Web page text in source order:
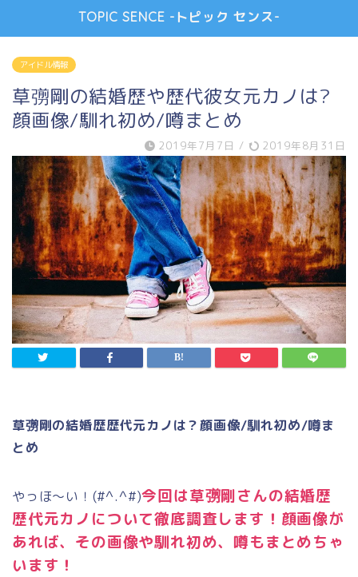
TOPIC SENCE -トピック センス-
アイドル情報
草彅剛の結婚歴や歴代彼女元カノは?
顔画像/馴れ初め/噂まとめ
2019年7月7日 / 2019年8月31日
草彅剛の結婚歴歴代元カノは？顔画像/馴れ初め/噂ま
とめ
やっほ～い！(#^.^#)今回は草彅剛さんの結婚歴
歴代元カノについて徹底調査します！顔画像が
あれば、その画像や馴れ初め、噂もまとめちゃ
います！